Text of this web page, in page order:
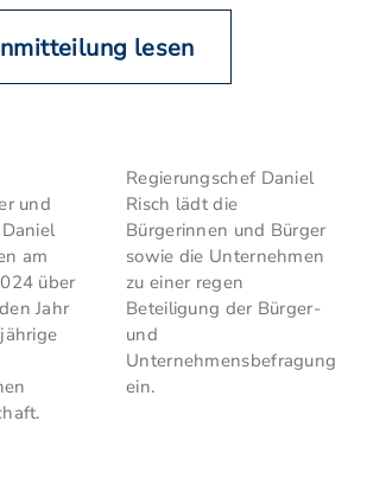
lesen
und
am
über
Jahr
Regierungschef Daniel
Risch lädt die
Bürgerinnen und Bürger
sowie die Unternehmen
zu einer regen
Beteiligung der Bürger-
und
Unternehmensbefragung
ein.